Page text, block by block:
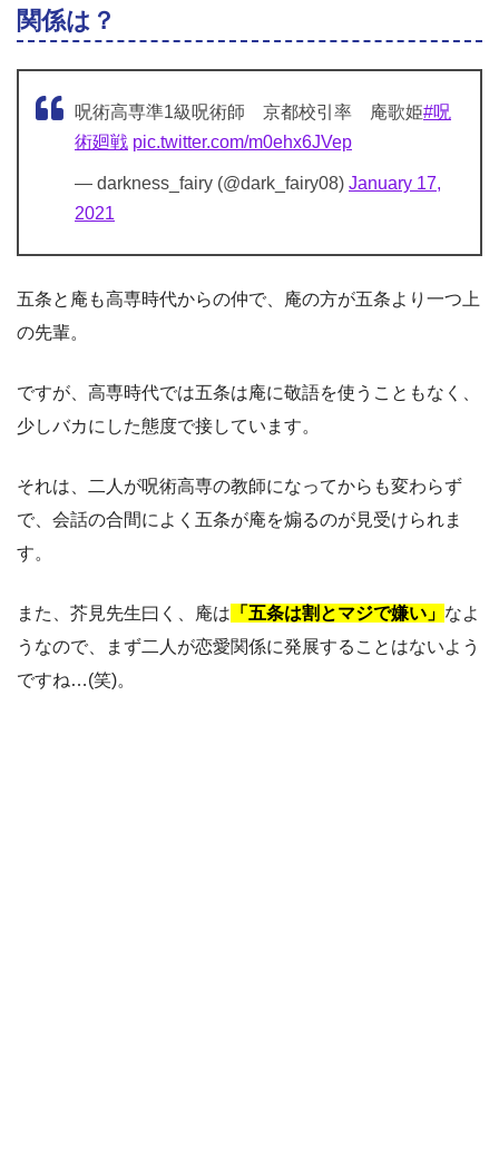
関係は？
呪術高専準1級呪術師 京都校引率 庵歌姫#呪
術廻戦 pic.twitter.com/m0ehx6JVep
— darkness_fairy (@dark_fairy08) January 17,
2021
五条と庵も高専時代からの仲で、庵の方が五条より一つ上
の先輩。
ですが、高専時代では五条は庵に敬語を使うこともなく、
少しバカにした態度で接しています。
それは、二人が呪術高専の教師になってからも変わらず
で、会話の合間によく五条が庵を煽るのが見受けられま
す。
また、芥見先生曰く、庵は 「五条は割とマジで嫌い」 なよ
うなので、まず二人が恋愛関係に発展することはないよう
ですね…(笑)。